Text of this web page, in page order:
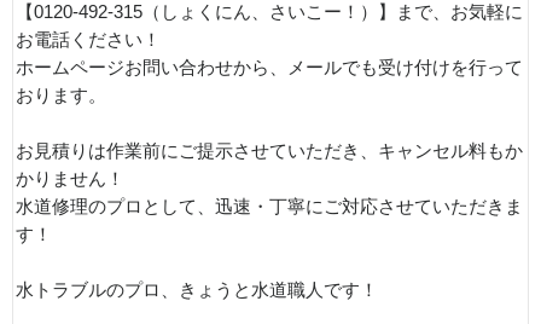
【0120-492-315（しょくにん、さいこー！）】まで、お気軽に
お電話ください！
ホームページお問い合わせから、メールでも受け付けを行って
おります。
お見積りは作業前にご提示させていただき、キャンセル料もか
かりません！
水道修理のプロとして、迅速・丁寧にご対応させていただきま
す！
水トラブルのプロ、きょうと水道職人です！